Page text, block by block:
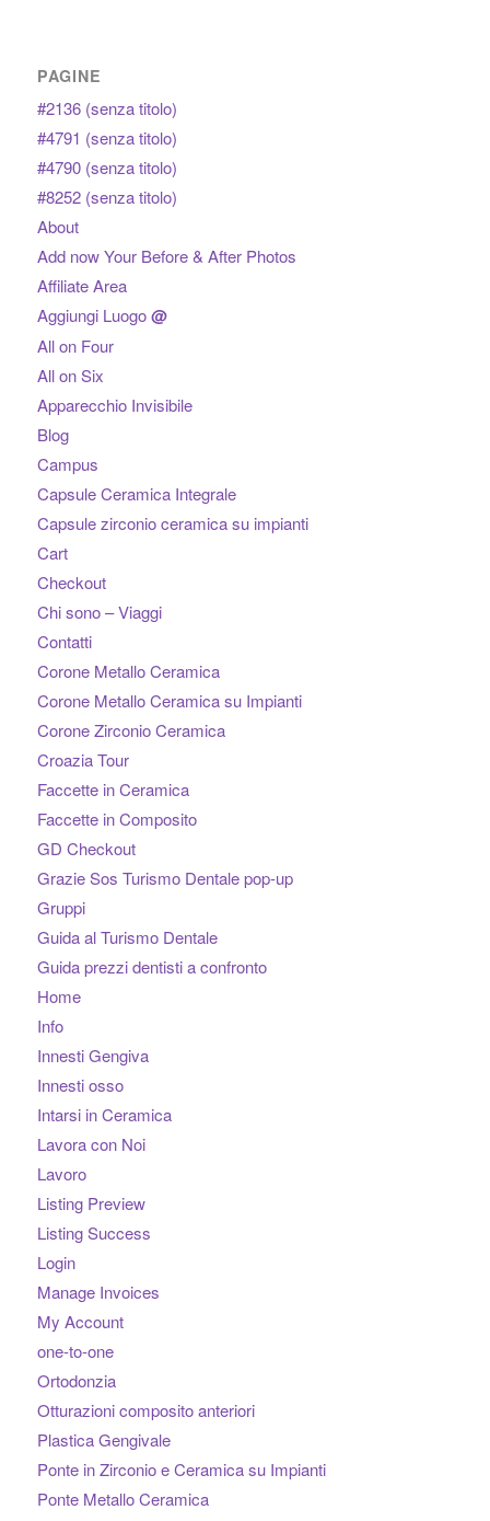
PAGINE
#2136 (senza titolo)
#4791 (senza titolo)
#4790 (senza titolo)
#8252 (senza titolo)
About
Add now Your Before & After Photos
Affiliate Area
Aggiungi Luogo@
All on Four
All on Six
Apparecchio Invisibile
Blog
Campus
Capsule Ceramica Integrale
Capsule zirconio ceramica su impianti
Cart
Checkout
Chi sono – Viaggi
Contatti
Corone Metallo Ceramica
Corone Metallo Ceramica su Impianti
Corone Zirconio Ceramica
Croazia Tour
Faccette in Ceramica
Faccette in Composito
GD Checkout
Grazie Sos Turismo Dentale pop-up
Gruppi
Guida al Turismo Dentale
Guida prezzi dentisti a confronto
Home
Info
Innesti Gengiva
Innesti osso
Intarsi in Ceramica
Lavora con Noi
Lavoro
Listing Preview
Listing Success
Login
Manage Invoices
My Account
one-to-one
Ortodonzia
Otturazioni composito anteriori
Plastica Gengivale
Ponte in Zirconio e Ceramica su Impianti
Ponte Metallo Ceramica